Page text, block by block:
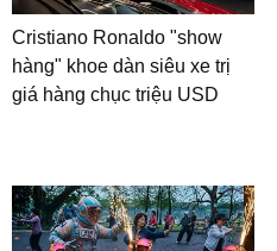
Cristiano Ronaldo "show
hàng" khoe dàn siêu xe trị
giá hàng chục triệu USD